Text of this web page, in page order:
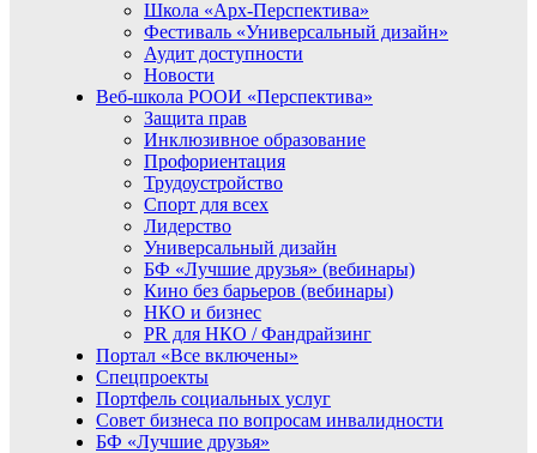
Школа «Арх-Перспектива»
Фестиваль «Универсальный дизайн»
Аудит доступности
Новости
Веб-школа РООИ «Перспектива»
Защита прав
Инклюзивное образование
Профориентация
Трудоустройство
Спорт для всех
Лидерство
Универсальный дизайн
БФ «Лучшие друзья» (вебинары)
Кино без барьеров (вебинары)
НКО и бизнес
PR для НКО / Фандрайзинг
Портал «Все включены»
Спецпроекты
Портфель социальных услуг
Совет бизнеса по вопросам инвалидности
БФ «Лучшие друзья»